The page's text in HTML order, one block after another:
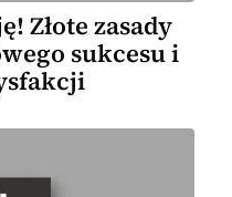
Złote zasady
sukcesu i